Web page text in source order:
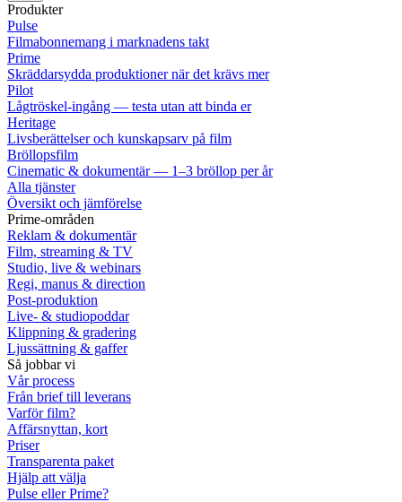
Produkter
Pulse
Filmabonnemang i marknadens takt
Prime
Skräddarsydda produktioner när det krävs mer
Pilot
Lågtröskel-ingång — testa utan att binda er
Heritage
Livsberättelser och kunskapsarv på film
Bröllopsfilm
Cinematic & dokumentär — 1–3 bröllop per år
Alla tjänster
Översikt och jämförelse
Prime-områden
Reklam & dokumentär
Film, streaming & TV
Studio, live & webinars
Regi, manus & direction
Post-produktion
Live- & studiopoddar
Klippning & gradering
Ljussättning & gaffer
Så jobbar vi
Vår process
Från brief till leverans
Varför film?
Affärsnyttan, kort
Priser
Transparenta paket
Hjälp att välja
Pulse eller Prime?